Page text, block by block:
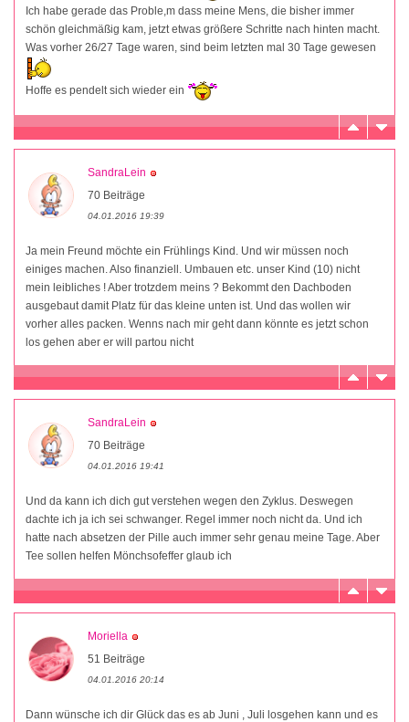
Ich habe gerade das Proble,m dass meine Mens, die bisher immer
schön gleichmäßig kam, jetzt etwas größere Schritte nach hinten macht.
Was vorher 26/27 Tage waren, sind beim letzten mal 30 Tage gewesen
Hoffe es pendelt sich wieder ein
SandraLein
70 Beiträge
04.01.2016 19:39
Ja mein Freund möchte ein Frühlings Kind. Und wir müssen noch
einiges machen. Also finanziell. Umbauen etc. unser Kind (10) nicht
mein leibliches ! Aber trotzdem meins ? Bekommt den Dachboden
ausgebaut damit Platz für das kleine unten ist. Und das wollen wir
vorher alles packen. Wenns nach mir geht dann könnte es jetzt schon
los gehen aber er will partou nicht
SandraLein
70 Beiträge
04.01.2016 19:41
Und da kann ich dich gut verstehen wegen den Zyklus. Deswegen
dachte ich ja ich sei schwanger. Regel immer noch nicht da. Und ich
hatte nach absetzen der Pille auch immer sehr genau meine Tage. Aber
Tee sollen helfen Mönchsofeffer glaub ich
Moriella
51 Beiträge
04.01.2016 20:14
Dann wünsche ich dir Glück das es ab Juni , Juli losgehen kann und es